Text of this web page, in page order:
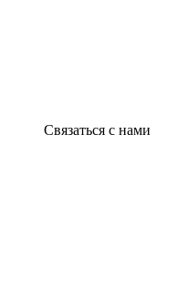
Связаться с нами